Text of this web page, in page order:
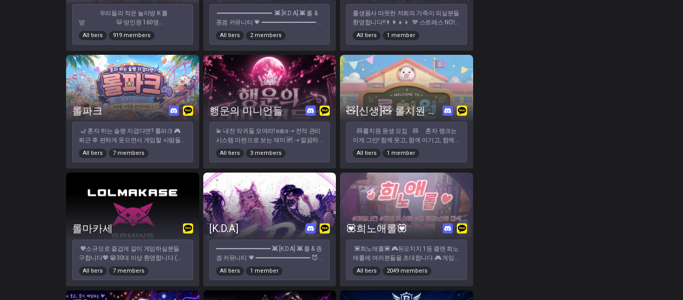
영 📌 마이크 없어도 가능 📌 친구랑 같
이 들어와도 환영 👉 디코 링크 : (링
크 첨부)
━━━━━━━━━━━━━━━ 🐄 **이런 분들이라면
잘 맞아요!** 🍀 같이 롤할 사람이 필요한
분 🍀 솔랭만 하다 지치신 분 🍀 즐겁게 내
전을 즐기고 싶은 분 🍀 오래 함께할 게임
친구를 만들고 싶은 분
━━━━━━━━━━━━━━━ 🤎 **목장의 운영 목
표** "실력보다 매너, 경쟁보다 재미" 서로
배려하며 오래 함께 즐길 멤버를 기다리
고 있습니다. 우리 목장에서 함께 즐겨요!
🌾🐶 친추 주시면 안내 도와드릴게요 ! 조
이현#6674
우리들의 작은 놀이방 K 롤
방 🐯 방인원 160명
🐹 평균 20 ~ 30대 (20세이상) 게임
시간대 : 저녁 ~ 새벽 인성이 좋은 신입
모집중 ✨ 게임도 즐기지만 매년 정모
도 합니다 (가족 느낌) 🐋 우측 상단에
가입신청 하시고 ㅋㅏ톡 이모티콘 누르시
면 완료됩니다 편하게 오셔서 즐겨주세
요 ~ [ 우리방 특징 ] > 운영진이 권력
을 과시하지 않음 > 타 게임방에 비
해서 모임이 많음 > 정말 게임만 즐
기셔도 환영합니다 > 정말 많은 인원들이
가족처럼 어울리는 방입니다 > 타 방 대비
개개인의 자유를 존중하며 인격적 & 도덕
적 어긋나는 문제를 제외한 추방을 자제
하는 편 > 사람을 왕따시키지 않음 >
내전 및 이벤트 사이트 운용 (AI 시스템 도
입) > 나의 지인들 서버 초대 가능 편
색하시고 들어오셔도 됩니다 !!!!
All tiers 919 members
━━━━━━━━━━━━━━━━ 👾 [K.D.A] 👾 롤 &
종겜 커뮤니티 💗 ━━━━━━━━━━━━━━━━
😈 부담 없이 들어와 같이 게임하는 공
간 🌸 신규 멤버 모집 중! └ 혼자 게임
하기 심심한 분 🙌 └ 듀오 · 자랭 · 칼바
람 · 내전 · 종겜 모두 환영 └ 지인과 함
께 이용 가능 💜 └ 자유롭게 이용 가능
🎧 저희는 누구나 편하게 함께 게임할
수 있는 공간을 지향합니다 ᰔᩚ 혼자 하
기 심심할 때, 듀오가 필요할 때, 내
전이나 종합게임이 하고 싶을 때. 부담
없이 들어와 함께 게임하고 자연스럽게
친해질 수 있는 공간입니다.
━━━━━━━━━━━━━━ ᯓ★ [K.D.A] 전용
태그 사용 가능 ᰔᩚᝰ.ᐟ
━━━━━━━━━━━━━━ 🎮 누구나 편하게
참여! * ⭑ 티어 제한 없음 * ⭑ 출석
체크 없음 * ⭑ 게임 참여 자유 * ⭑ 내
전 · 듀오 · 자랭 · 칼바람 · 롤체 · 종겜 모두
OK ⤷ 하고 싶은 게임을 편하게 함께
즐기면 됩니다 ❤︎ ━━━━━━━━━━━━━━
🌸 이런 분들을 환영합니다 🌸 ✓ 혼자
게임하기 심심한 분 ✓ 듀오 · 자랭 · 칼
바람 파티를 편하게 구하고 싶은 분 ✓
내전과 종합게임을 함께 즐기고 싶은 분
✓ 같이 이야기하며 게임하는 걸 좋아하
는 분 ✓ 오래 함께할 게임 친구를 찾는
분 🌙 K.D.A 운영 방향 ❯ 게임 참여는
자유롭게 ❯ 함께 즐길 사람과 이용 가
분위기 ❯ 실력보다 매너를 중요하게
생각하는 공간 다른 사람에게 불편을 주
All tiers 2 members
롤생폼사 따뜻한 저희의 가족이 되실분들
환영합니다!!👨‍👩‍👧‍👦 💙 스트레스 NO!
텃세 NO! 다 같이 즐겁게 게임해요 💙 기
본적인 매너만 지켜주시면 누구나 부담
없이 어울릴 수 있어요. 오래오래 함께 하
실 소중한 멤버를 모십니다! 😊 🌻 [롤생폼
사]의 매력 포인트 🌻 🌟 즐겜 지향: 실력보
다는 매너! 빡겜 보다는 즐겁게! 🌟 주요 활
동 시간: 저녁 18시 ~ 새벽 1시 🌙 🌟 다양
한 플레이: 일반 / 자랭 / 내전 / 칼바람 /
롤체 / 각종 종합겜까지 🌟 티어 상관없이
환영🌟 자유로운 파티 🌟 내전봇 활성화!
🤗자랭/내전/칼바람/솔랭/롤체 좋아하시
는분!! 🤗 너만오면 Go! 💛즐겜 유저 신입
환영💛 💛 롤 내전 좋아하면 무조건 와야
하는 서버 💛
All tiers 1 member
롤파크
🎢 혼자 하는 솔랭 지겹다면? 롤파크 🎮
퇴근 후 편하게 웃으면서 게임할 사람들
모여있어요 :) [ 주 게임 ] 칼바람 /
증바람 일반 / 자랭 / 듀오 / 격전 내전 &
디코 수다 가끔 타겜도 같이! (스팀, 베
음 밤반 / 새벽반 환영 (낮에도 있음!) 롤
하면서 수다 & 일상 공유도 같이 신입도
적응 잘하는 분위기! [ 이런 분 환영 ]
매너 있게 오래 같이 게임하실 분 칼바
람 좋아하시는 분 편하게 듀오할 사람 찾
는 분 게임보다 분위기 중요하신 분 LCK
좋아하시는 분 저티어 이신분들 [ 이런
분은 안 맞아요 ] 남탓 / 과한 훈수 / 욕
설 / 과몰입 여미새 / 남미새 롤은 잘 못
해도 괜찮아요! 같이 웃으면서 즐길 분 환
영 :)
All tiers 7 members
행운의 미니언들
💫 내전 악귀들 모여라! ʚ🎀ɞ ⇢ 전적 관리
시스템 마련으로 보는 재미 🆙 ⇢ 깔끔하
고 관리가 잘 되어있는 서버를 원하시는
분들에게 적합 ⇢ 규칙이 복잡하지 않은
게 장점 ⇢ 1일 N 내전, 주기적으로 멸망전
개최, 명예의전당 마련! ⇢ 미니언 랜드 (일
기장) 컨텐츠 운영 「💡」 입장 시 규정 꼭
숙지해 주세요
All tiers 3 members
🧸[신생]🧸 롤치원 오픈채팅방
🧸롤치원 원생 모집 🧸 혼자 랭크는
이제 그만! 함께 웃고, 함께 이기고, 함께
성장할 원생을 모집합니다.
━━━━━━━━━━━━━━━━━━ 이런 분들을 환영
합니다. • 듀오·파티를 구하고 싶은 분 • 내
전, 멸망전을 즐기는 분 • 칼바람을 자주
플레이하는 분 • 티어와 상관없이 즐겁게
게임하고 싶은 분 • 편하게 소통하며 오래
활동할 친구를 찾는 분
━━━━━━━━━━━━━━━━━━ 서버 콘텐츠 • 채
팅 레벨 반 진급 시스템 • 짝꿍 찾기 & 모둠
만들기 • 내전 · 멸망전 · 이벤트 진행 • 출
석체크 및 다양한 보상 • TTS 봇 지원 • 유
치원 컨셉의 감성적인 서버
━━━━━━━━━━━━━━━━━━ 실력보다 매너,
승리보다 즐거움. 함께 오래 활동할 원생
을 기다립니다.
All tiers 1 member
롤마카세
💖소규모로 즐겁게 같이 게임하실분들
구합니다💖 😁30대 이상 환영합니다 (최
소 99)😁 🎉 자체 봇 도입 🎉 ✨ 클랜 내 개
발자가 직접 만든 내전용 봇 시스템 ✨ 나
만의 내전 전적이 지속적으로 기록됩니
다. ✨ 멸망전 같은 다양한 이벤트로 좋은
All tiers 7 members
[K.D.A]
━━━━━━━━━━━━━━━━ 👾 [K.D.A] 👾 롤 & 종
겜 커뮤니티 💗 ━━━━━━━━━━━━━━━━ 😈
부담 없이 들어와 같이 게임하는 공간 🌸
신규 멤버 모집 중! └ 혼자 게임하기 심심
한 분 🙌 └ 듀오 · 자랭 · 칼바람 · 내전 · 종
All tiers 1 member
💟희노애롤💟
💟희노애롤💟 🎮듀오지지 1등 클랜 희노
애롤에 여러분들을 초대합니다.🎮 게임은
하고 싶고 같이 할 친구들은없고.. 듀오지
지에서 구해도 간혹 트롤도 나오고.. 싸우
고.. ❤저희방에 오시면 그런 걱정없습니
All tiers 2049 members